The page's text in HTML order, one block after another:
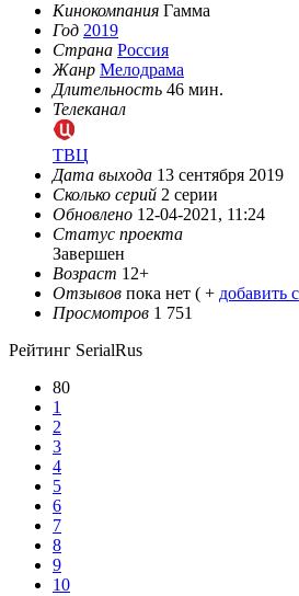
Кинокомпания Гамма
Год 2019
Страна Россия
Жанр Мелодрама
Длительность 46 мин.
Телеканал
ТВЦ
Дата выхода 13 сентября 2019
Сколько серий 2 серии
Обновлено 12-04-2021, 11:24
Статус проекта
Завершен
Возраст 12+
Отзывов пока нет ( + добавить
Просмотров 1 751
Рейтинг SerialRus
80
1
2
3
4
5
6
7
8
9
10